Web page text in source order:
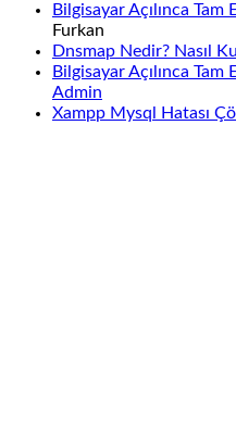
Bilgisayar Açılınca
Furkan
Dnsmap Nedir? Nasıl
Bilgisayar Açılınca
Admin
Xampp Mysql Hatası